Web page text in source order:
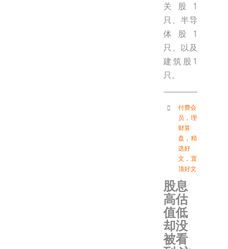
关股1
只、半导
体股1
只、以及
建筑股1
只。
付费会
员 ， 理
财算
盘 ， 精
选好
文 ， 置
顶好文
股息
高估
值低
却没
被看